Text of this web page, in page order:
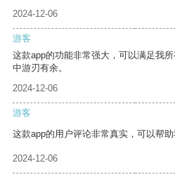
2024-12-06
游客
这款app的功能非常强大，可以满足我
中游刃有余。
2024-12-06
游客
这款app的用户评论非常真实，可以帮助
2024-12-06